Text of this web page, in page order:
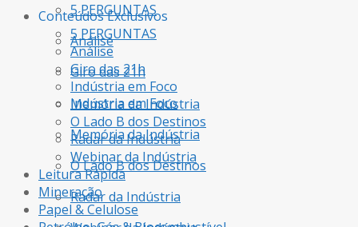
5 PERGUNTAS
Análise
Giro das 21h
Indústria em Foco
Memória da Indústria
O Lado B dos Destinos
Radar da Indústria
Conteúdos Exclusivos
5 PERGUNTAS
Análise
Giro das 21h
Indústria em Foco
Memória da Indústria
O Lado B dos Destinos
Radar da Indústria
Webinar da Indústria
Leitura Rápida
Mineração
Papel & Celulose